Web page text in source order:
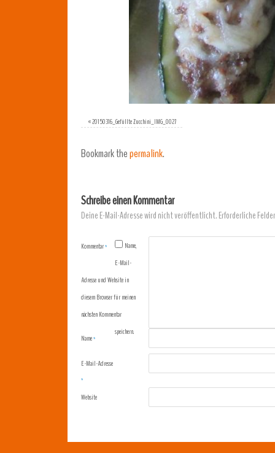
«20150316_Gefüllte Zucchini_IMG_0027
Bookmark thepermalink.
Schreibe einen Kommentar
Deine E-Mail-Adresse wird nicht veröffentlicht.Erforderliche
Kommentar*
Name*
E-Mail-Adresse
*
Website
Name,
E-Mail-
Adresse und Website in
diesem Browser für meinen
nächsten Kommentar
speichern.